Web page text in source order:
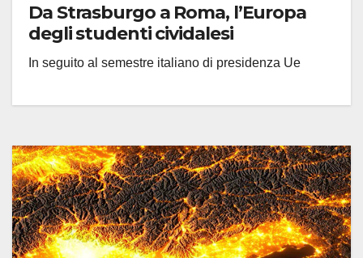
Da Strasburgo a Roma, l’Europa
degli studenti cividalesi
In seguito al semestre italiano di presidenza Ue